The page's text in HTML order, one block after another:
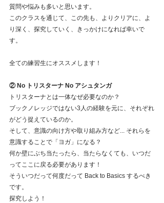
質問や悩みも多いと思います。
このクラスを通じて、この先も、よりクリアに、よ
り深く、探究していく、きっかけになれば幸いで
す。
全ての練習生にオススメします！
② No トリスターナ No アシュタンガ
トリスターナとは一体なぜ必要なのか？
ブックノレッジではない3人の経験を元に、それぞれ
がどう捉えているのか。
そして、意識の向け方や取り組み方など... それらを
意識することで「ヨガ」になる？
何か壁にぶち当たったら、当たらなくても、いつだ
ってここに戻る必要があります！
そういつだって何度だって Back to Basics するべき
です。
探究しよう！